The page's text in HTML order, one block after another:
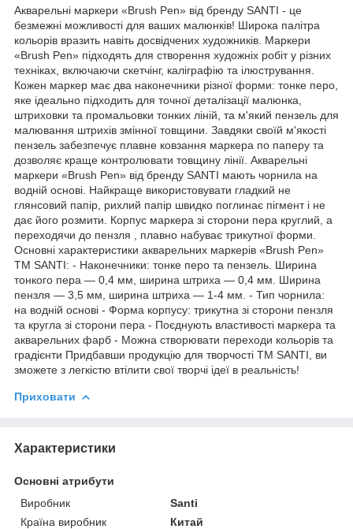
Акварельні маркери «Brush Pen» від бренду SANTI - це
безмежні можливості для ваших малюнків! Широка палітра
кольорів вразить навіть досвідчених художників. Маркери
«Brush Pen» підходять для створення художніх робіт у різних
техніках, включаючи скетчінг, каліграфію та ілюстрування.
Кожен маркер має два наконечники різної форми: тонке перо,
яке ідеально підходить для точної деталізації малюнка,
штриховки та промальовки тонких ліній, та м'який пензель для
малювання штрихів змінної товщини. Завдяки своїй м'якості
пензель забезпечує плавне ковзання маркера по паперу та
дозволяє краще контролювати товщину лінії. Акварельні
маркери «Brush Pen» від бренду SANTI мають чорнила на
водній основі. Найкраще використовувати гладкий не
глянсовий папір, рихлий папір швидко поглинає пігмент і не
дає його розмити. Корпус маркера зі сторони пера круглий, а
переходячи до пензля , плавно набуває трикутної форми.
Основні характеристики акварельних маркерів «Brush Pen»
ТМ SANTI: - Наконечники: тонке перо та пензель. Ширина
тонкого пера — 0,4 мм, ширина штриха — 0,4 мм. Ширина
пензля — 3,5 мм, ширина штриха — 1-4 мм. - Тип чорнила:
на водній основі - Форма корпусу: трикутна зі сторони пензля
та кругла зі сторони пера - Поєднують властивості маркера та
акварельних фарб - Можна створювати переходи кольорів та
градієнти Придбавши продукцію для творчості ТМ SANTI, ви
зможете з легкістю втілити свої творчі ідеї в реальність!
Приховати
Характеристики
Основні атрибути
Виробник
Santi
Країна виробник
Китай